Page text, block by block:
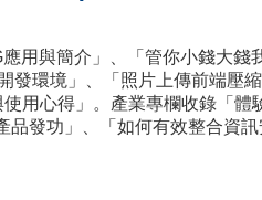
用與簡介」、「管你小錢大
發環境」、「照片上傳前端
用心得」。產業專欄收錄「
發功」、「如何有效整合資